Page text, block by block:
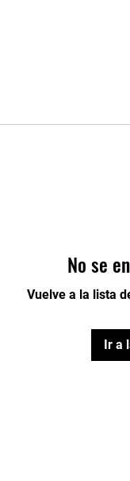
No se
Vuelve a la lista
Ir a